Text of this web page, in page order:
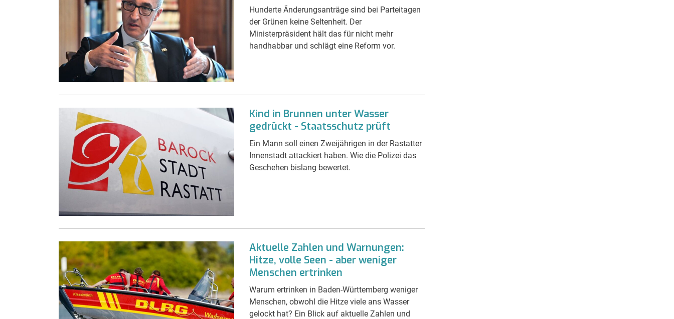
Hunderte Änderungsanträge sind bei Parteitagen
der Grünen keine Seltenheit. Der
Ministerpräsident hält das für nicht mehr
handhabbar und schlägt eine Reform vor.
Kind in Brunnen unter Wasser
gedrückt - Staatsschutz prüft
Ein Mann soll einen Zweijährigen in der Rastatter
Innenstadt attackiert haben. Wie die Polizei das
Geschehen bislang bewertet.
Aktuelle Zahlen und Warnungen:
Hitze, volle Seen - aber weniger
Menschen ertrinken
Warum ertrinken in Baden-Württemberg weniger
Menschen, obwohl die Hitze viele ans Wasser
gelockt hat? Ein Blick auf aktuelle Zahlen und